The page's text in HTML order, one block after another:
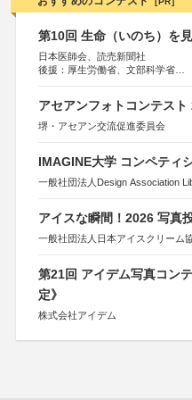
第10回 生命（いのち）を
日本医師会、読売新聞社
後援：厚生労働省、文部科学省
アセアンフォトコンテスト
堺・アセアン交流促進委員会
IMAGINE大学 コンペティ
一般社団法人Design Association
アイスな瞬間！2026 写真
一般社団法人日本アイスクリーム
第21回 アイデム写真コン
定》
株式会社アイデム